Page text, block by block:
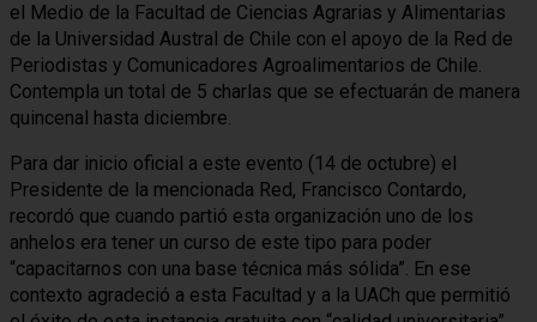
el Medio de la Facultad de Ciencias Agrarias y Alimentarias
de la Universidad Austral de Chile con el apoyo de la Red de
Periodistas y Comunicadores Agroalimentarios de Chile.
Contempla un total de 5 charlas que se efectuarán de manera
quincenal hasta diciembre.
Para dar inicio oficial a este evento (14 de octubre) el
Presidente de la mencionada Red, Francisco Contardo,
recordó que cuando partió esta organización uno de los
anhelos era tener un curso de este tipo para poder
“capacitarnos con una base técnica más sólida”. En ese
contexto agradeció a esta Facultad y a la UACh que permitió